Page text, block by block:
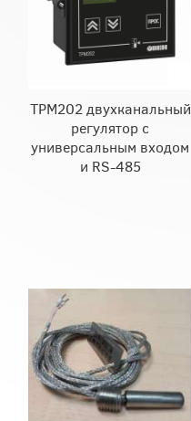
ТРМ202 двухканальный
регулятор с
универсальным входом
и RS-485